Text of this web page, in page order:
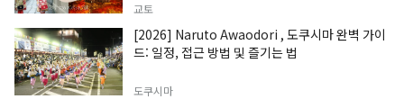
교토
[2026] Naruto Awaodori , 도쿠시마 완벽 가이
드: 일정, 접근 방법 및 즐기는 법
도쿠시마